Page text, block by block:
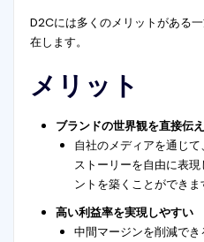
D2Cには多くのメリットがある
在します。
メリット
ブランドの世界観を直接伝
自社のメディアを通じ
ストーリーを自由に表
ントを築くことができま
高い利益率を実現しやすい
中間マージンを削減で